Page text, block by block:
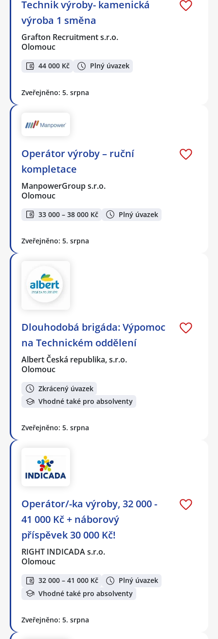
Technik výroby- kamenická
výroba 1 směna
Grafton Recruitment s.r.o.
Olomouc
44 000 Kč Plný úvazek
Zveřejněno: 5. srpna
Operátor výroby – ruční
kompletace
ManpowerGroup s.r.o.
Olomouc
33 000 – 38 000 Kč Plný úvazek
Zveřejněno: 5. srpna
Dlouhodobá brigáda: Výpomoc
na Technickém oddělení
Albert Česká republika, s.r.o.
Olomouc
Zkrácený úvazek
Vhodné také pro absolventy
Zveřejněno: 5. srpna
Operátor/-ka výroby, 32 000 -
41 000 Kč + náborový
příspěvek 30 000 Kč!
RIGHT INDICADA s.r.o.
Olomouc
32 000 – 41 000 Kč
Plný úvazek
Vhodné také pro absolventy
Zveřejněno: 5. srpna